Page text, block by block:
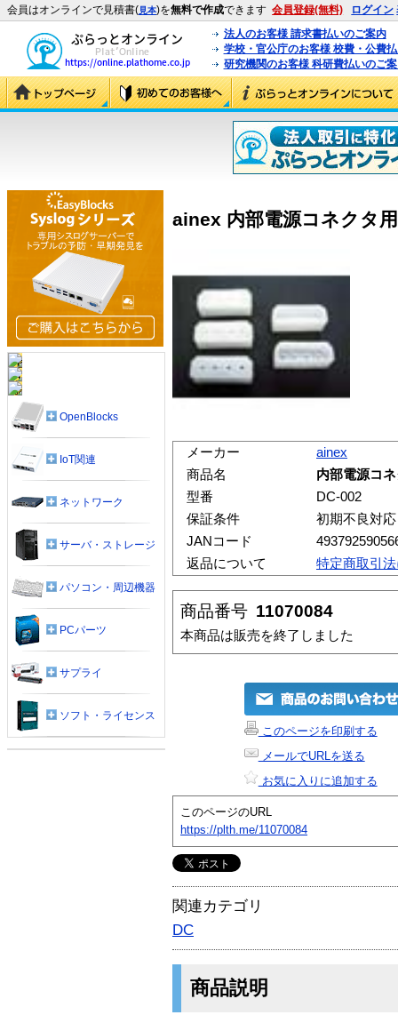
会員はオンラインで見積書(見本)を無料で作成できます 会員登録(無料) ログイン
法人のお客様 請求書払いのご案内
学校・官公庁のお客様 校費・公費
研究機関のお客様 科研費払いのご
ainex 内部電源コネクタ
メーカー
ainex
商品名
内部電源コ
型番
DC-002
保証条件
初期不良対
JANコード
返品について
特定商取引
商品番号 11070084
本商品は販売を終了しました
このページを印刷する
メールでURLを送る
お気に入りに追加する
このページのURL
https://plth.me/11070084
関連カテゴリ
DC
商品説明
OpenBlocks
IoT関連
ネットワーク
サーバ・ストレージ
パソコン・周辺機器
PCパーツ
サプライ
ソフト・ライセンス